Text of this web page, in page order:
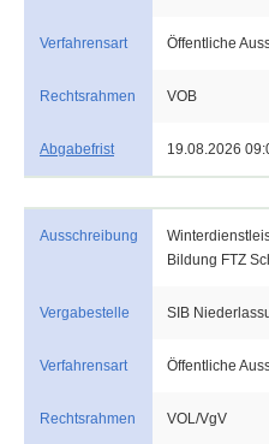
Verfahrensart Öffentliche
Rechtsrahmen VOB
Abgabefrist 19.08.2026
Ausschreibung
Bildung FTZ
Vergabestelle SIB
Verfahrensart Öffentliche
Rechtsrahmen VOL/VgV